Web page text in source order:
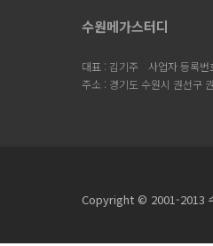
수원메가스터디
대표 : 김기주 사업자 등록번
주소 : 경기도 수원시 권선구
Copyright © 2001-2013